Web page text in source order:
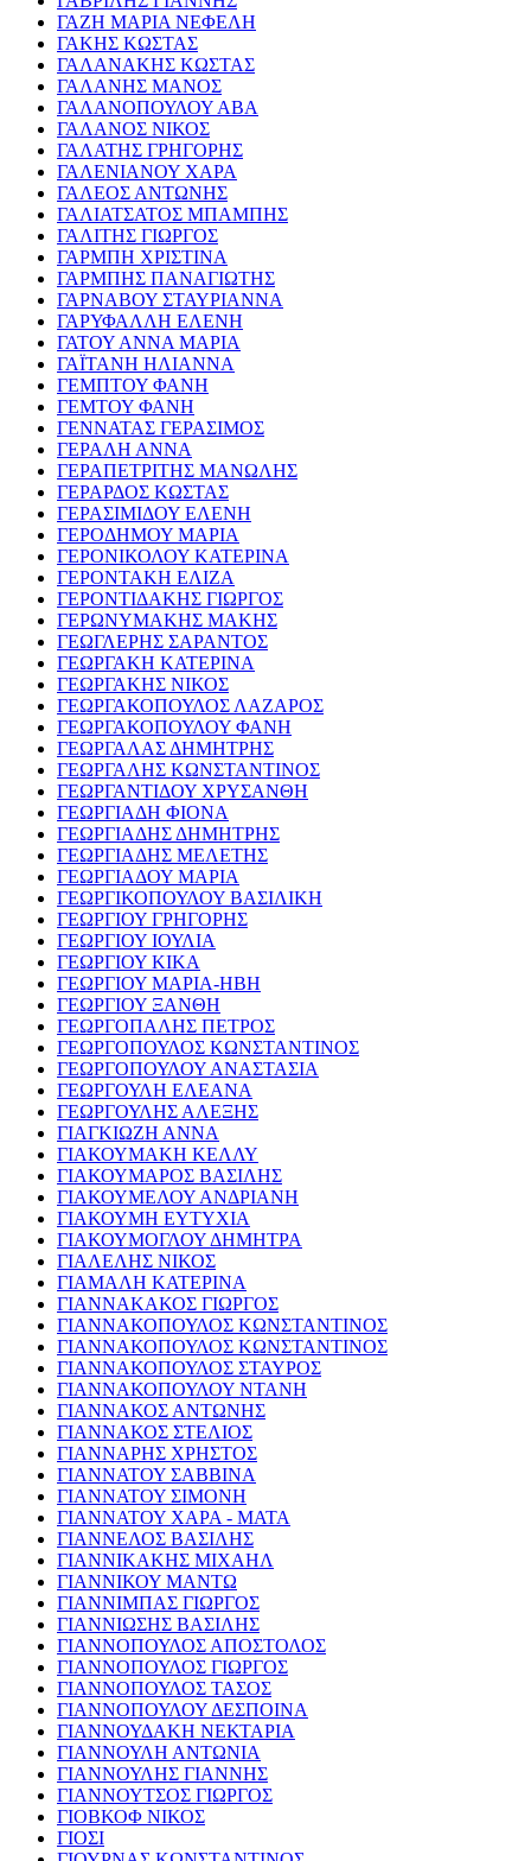
ΓΑΖΗ ΜΑΡΙΑ ΝΕΦΕΛΗ
ΓΑΚΗΣ ΚΩΣΤΑΣ
ΓΑΛΑΝΑΚΗΣ ΚΩΣΤΑΣ
ΓΑΛΑΝΗΣ ΜΑΝΟΣ
ΓΑΛΑΝΟΠΟΥΛΟΥ ΑΒΑ
ΓΑΛΑΝΟΣ ΝΙΚΟΣ
ΓΑΛΑΤΗΣ ΓΡΗΓΟΡΗΣ
ΓΑΛΕΝΙΑΝΟΥ ΧΑΡΑ
ΓΑΛΕΟΣ ΑΝΤΩΝΗΣ
ΓΑΛΙΑΤΣΑΤΟΣ ΜΠΑΜΠΗΣ
ΓΑΛΙΤΗΣ ΓΙΩΡΓΟΣ
ΓΑΡΜΠΗ ΧΡΙΣΤΙΝΑ
ΓΑΡΜΠΗΣ ΠΑΝΑΓΙΩΤΗΣ
ΓΑΡΝΑΒΟΥ ΣΤΑΥΡΙΑΝΝΑ
ΓΑΡΥΦΑΛΛΗ ΕΛΕΝΗ
ΓΑΤΟΥ ΑΝΝΑ ΜΑΡΙΑ
ΓΑΪΤΑΝΗ ΗΛΙΑΝΝΑ
ΓΕΜΠΤΟΥ ΦΑΝΗ
ΓΕΜΤΟΥ ΦΑΝΗ
ΓΕΝΝΑΤΑΣ ΓΕΡΑΣΙΜΟΣ
ΓΕΡΑΛΗ ΑΝΝΑ
ΓΕΡΑΠΕΤΡΙΤΗΣ ΜΑΝΩΛΗΣ
ΓΕΡΑΡΔΟΣ ΚΩΣΤΑΣ
ΓΕΡΑΣΙΜΙΔΟΥ ΕΛΕΝΗ
ΓΕΡΟΔΗΜΟΥ ΜΑΡΙΑ
ΓΕΡΟΝΙΚΟΛΟΥ ΚΑΤΕΡΙΝΑ
ΓΕΡΟΝΤΑΚΗ ΕΛΙΖΑ
ΓΕΡΟΝΤΙΔΑΚΗΣ ΓΙΩΡΓΟΣ
ΓΕΡΩΝΥΜΑΚΗΣ ΜΑΚΗΣ
ΓΕΩΓΛΕΡΗΣ ΣΑΡΑΝΤΟΣ
ΓΕΩΡΓΑΚΗ ΚΑΤΕΡΙΝΑ
ΓΕΩΡΓΑΚΗΣ ΝΙΚΟΣ
ΓΕΩΡΓΑΚΟΠΟΥΛΟΣ ΛΑΖΑΡΟΣ
ΓΕΩΡΓΑΚΟΠΟΥΛΟΥ ΦΑΝΗ
ΓΕΩΡΓΑΛΑΣ ΔΗΜΗΤΡΗΣ
ΓΕΩΡΓΑΛΗΣ ΚΩΝΣΤΑΝΤΙΝΟΣ
ΓΕΩΡΓΑΝΤΙΔΟΥ ΧΡΥΣΑΝΘΗ
ΓΕΩΡΓΙΑΔΗ ΦΙΟΝΑ
ΓΕΩΡΓΙΑΔΗΣ ΔΗΜΗΤΡΗΣ
ΓΕΩΡΓΙΑΔΗΣ ΜΕΛΕΤΗΣ
ΓΕΩΡΓΙΑΔΟΥ ΜΑΡΙΑ
ΓΕΩΡΓΙΚΟΠΟΥΛΟΥ ΒΑΣΙΛΙΚΗ
ΓΕΩΡΓΙΟΥ ΓΡΗΓΟΡΗΣ
ΓΕΩΡΓΙΟΥ ΙΟΥΛΙΑ
ΓΕΩΡΓΙΟΥ ΚΙΚΑ
ΓΕΩΡΓΙΟΥ ΜΑΡΙΑ-ΗΒΗ
ΓΕΩΡΓΙΟΥ ΞΑΝΘΗ
ΓΕΩΡΓΟΠΑΛΗΣ ΠΕΤΡΟΣ
ΓΕΩΡΓΟΠΟΥΛΟΣ ΚΩΝΣΤΑΝΤΙΝΟΣ
ΓΕΩΡΓΟΠΟΥΛΟΥ ΑΝΑΣΤΑΣΙΑ
ΓΕΩΡΓΟΥΛΗ ΕΛΕΑΝΑ
ΓΕΩΡΓΟΥΛΗΣ ΑΛΕΞΗΣ
ΓΙΑΓΚΙΩΖΗ ΑΝΝΑ
ΓΙΑΚΟΥΜΑΚΗ ΚΕΛΛΥ
ΓΙΑΚΟΥΜΑΡΟΣ ΒΑΣΙΛΗΣ
ΓΙΑΚΟΥΜΕΛΟΥ ΑΝΔΡΙΑΝΗ
ΓΙΑΚΟΥΜΗ ΕΥΤΥΧΙΑ
ΓΙΑΚΟΥΜΟΓΛΟΥ ΔΗΜΗΤΡΑ
ΓΙΑΛΕΛΗΣ ΝΙΚΟΣ
ΓΙΑΜΑΛΗ ΚΑΤΕΡΙΝΑ
ΓΙΑΝΝΑΚΑΚΟΣ ΓΙΩΡΓΟΣ
ΓΙΑΝΝΑΚΟΠΟΥΛΟΣ ΚΩΝΣΤΑΝΤΙΝΟΣ
ΓΙΑΝΝΑΚΟΠΟΥΛΟΣ ΚΩΝΣΤΑΝΤΙΝΟΣ
ΓΙΑΝΝΑΚΟΠΟΥΛΟΣ ΣΤΑΥΡΟΣ
ΓΙΑΝΝΑΚΟΠΟΥΛΟΥ ΝΤΑΝΗ
ΓΙΑΝΝΑΚΟΣ ΑΝΤΩΝΗΣ
ΓΙΑΝΝΑΚΟΣ ΣΤΕΛΙΟΣ
ΓΙΑΝΝΑΡΗΣ ΧΡΗΣΤΟΣ
ΓΙΑΝΝΑΤΟΥ ΣΑΒΒΙΝΑ
ΓΙΑΝΝΑΤΟΥ ΣΙΜΟΝΗ
ΓΙΑΝΝΑΤΟΥ ΧΑΡΑ - ΜΑΤΑ
ΓΙΑΝΝΕΛΟΣ ΒΑΣΙΛΗΣ
ΓΙΑΝΝΙΚΑΚΗΣ ΜΙΧΑΗΛ
ΓΙΑΝΝΙΚΟΥ ΜΑΝΤΩ
ΓΙΑΝΝΙΜΠΑΣ ΓΙΩΡΓΟΣ
ΓΙΑΝΝΙΩΣΗΣ ΒΑΣΙΛΗΣ
ΓΙΑΝΝΟΠΟΥΛΟΣ ΑΠΟΣΤΟΛΟΣ
ΓΙΑΝΝΟΠΟΥΛΟΣ ΓΙΩΡΓΟΣ
ΓΙΑΝΝΟΠΟΥΛΟΣ ΤΑΣΟΣ
ΓΙΑΝΝΟΠΟΥΛΟΥ ΔΕΣΠΟΙΝΑ
ΓΙΑΝΝΟΥΔΑΚΗ ΝΕΚΤΑΡΙΑ
ΓΙΑΝΝΟΥΛΗ ΑΝΤΩΝΙΑ
ΓΙΑΝΝΟΥΛΗΣ ΓΙΑΝΝΗΣ
ΓΙΑΝΝΟΥΤΣΟΣ ΓΙΩΡΓΟΣ
ΓΙΟΒΚΟΦ ΝΙΚΟΣ
ΓΙΟΣΙ